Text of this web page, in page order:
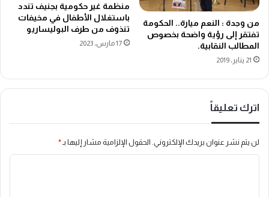
من وجدة : النعم ميارة.. الحكومة
تفتقر إلى رؤية واضحة بخصوص
المطالب النقابية.
21 يناير، 2019
منظمة غير حكومية بجنيف تندد
باستغلال الأطفال في مخيفات
تنذوف من طرف البوليساريو
17 مارس، 2023
اترك تعليقاً
لن يتم نشر عنوان بريدك الإلكتروني. الحقول الإلزامية مشار إليها بـ *